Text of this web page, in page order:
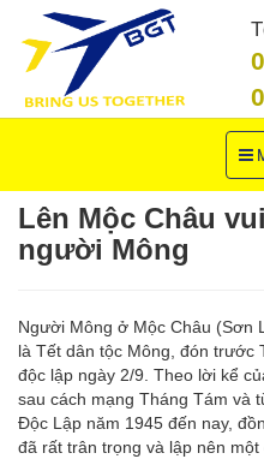
Lên Mộc Châu
người Mông
Người Mông ở Mộc Châu (Sơn
là Tết dân tộc Mông, đón trước
độc lập ngày 2/9. Theo lời kể
sau cách mạng Tháng Tám và
Độc Lập năm 1945 đến nay,
đã rất trân trọng và lập nên